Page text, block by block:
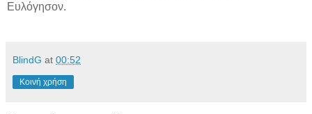
Ευλόγησον.
BlindG at 00:52
Κοινή χρήση